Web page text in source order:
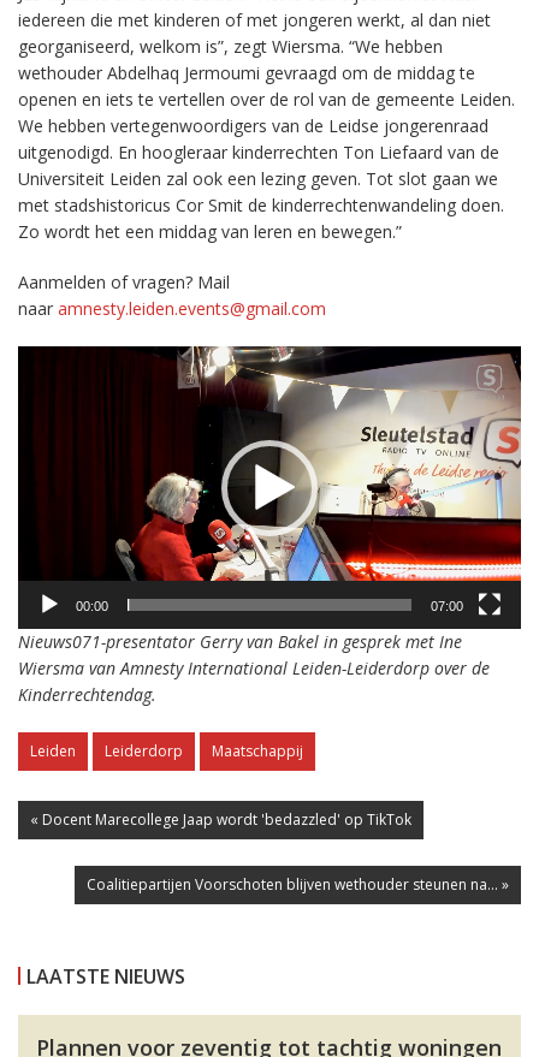
iedereen die met kinderen of met jongeren werkt, al dan niet
georganiseerd, welkom is”, zegt Wiersma. “We hebben
wethouder Abdelhaq Jermoumi gevraagd om de middag te
openen en iets te vertellen over de rol van de gemeente Leiden.
We hebben vertegenwoordigers van de Leidse jongerenraad
uitgenodigd. En hoogleraar kinderrechten Ton Liefaard van de
Universiteit Leiden zal ook een lezing geven. Tot slot gaan we
met stadshistoricus Cor Smit de kinderrechtenwandeling doen.
Zo wordt het een middag van leren en bewegen.”
Aanmelden of vragen? Mail
naar amnesty.leiden.events@gmail.com
00:00 07:00
Nieuws071-presentator Gerry van Bakel in gesprek met Ine
Wiersma van Amnesty International Leiden-Leiderdorp over de
Kinderrechtendag.
Leiden Leiderdorp Maatschappij
« Docent Marecollege Jaap wordt 'bedazzled' op TikTok
Coalitiepartijen Voorschoten blijven wethouder steunen na... »
LAATSTE NIEUWS
Plannen voor zeventig tot tachtig woningen